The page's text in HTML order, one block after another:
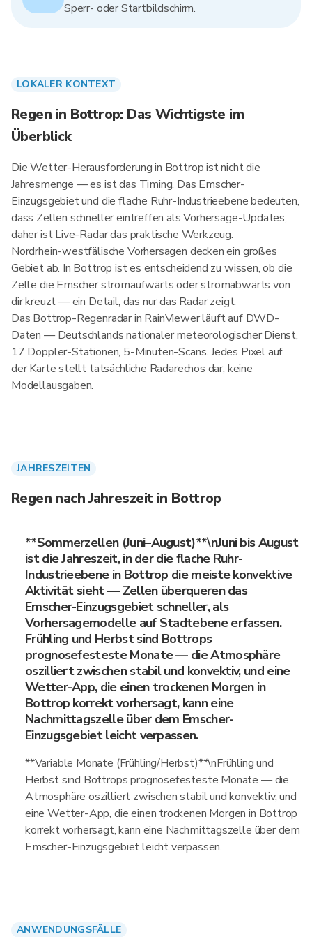
Sperr- oder Startbildschirm.
LOKALER KONTEXT
Regen in Bottrop: Das Wichtigste im
Überblick
Die Wetter-Herausforderung in Bottrop ist nicht die
Jahresmenge — es ist das Timing. Das Emscher-
Einzugsgebiet und die flache Ruhr-Industrieebene bedeuten,
dass Zellen schneller eintreffen als Vorhersage-Updates,
daher ist Live-Radar das praktische Werkzeug.
Nordrhein-westfälische Vorhersagen decken ein großes
Gebiet ab. In Bottrop ist es entscheidend zu wissen, ob die
Zelle die Emscher stromaufwärts oder stromabwärts von
dir kreuzt — ein Detail, das nur das Radar zeigt.
Das Bottrop-Regenradar in RainViewer läuft auf DWD-
Daten — Deutschlands nationaler meteorologischer Dienst,
17 Doppler-Stationen, 5-Minuten-Scans. Jedes Pixel auf
der Karte stellt tatsächliche Radarechos dar, keine
Modellausgaben.
JAHRESZEITEN
Regen nach Jahreszeit in Bottrop
**Sommerzellen (Juni–August)**\nJuni bis August
ist die Jahreszeit, in der die flache Ruhr-
Industrieebene in Bottrop die meiste konvektive
Aktivität sieht — Zellen überqueren das
Emscher-Einzugsgebiet schneller, als
Vorhersagemodelle auf Stadtebene erfassen.
Frühling und Herbst sind Bottrops
prognosefesteste Monate — die Atmosphäre
oszilliert zwischen stabil und konvektiv, und eine
Wetter-App, die einen trockenen Morgen in
Bottrop korrekt vorhersagt, kann eine
Nachmittagszelle über dem Emscher-
Einzugsgebiet leicht verpassen.
**Variable Monate (Frühling/Herbst)**\nFrühling und
Herbst sind Bottrops prognosefesteste Monate — die
Atmosphäre oszilliert zwischen stabil und konvektiv, und
eine Wetter-App, die einen trockenen Morgen in Bottrop
korrekt vorhersagt, kann eine Nachmittagszelle über dem
Emscher-Einzugsgebiet leicht verpassen.
ANWENDUNGSFÄLLE